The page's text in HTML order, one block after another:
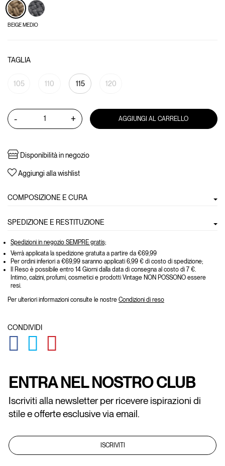
BEIGE MEDIO
TAGLIA
105 110 115 120
- + AGGIUNGI AL CARRELLO
Disponibilità in negozio
Aggiungi alla wishlist
COMPOSIZIONE E CURA
SPEDIZIONE E RESTITUZIONE
Spedizioni in negozio SEMPRE gratis;
Verrà applicata la spedizione gratuita a partire da €69,99
Per ordini inferiori a €69,99 saranno applicati 6,99 € di costo di spedizione;
Il Reso è possibile entro 14 Giorni dalla data di consegna al costo di 7 €.
Intimo, calzini, profumi, cosmetici e prodotti Vintage NON POSSONO essere
resi.
Per ulteriori informazioni consulte le nostre Condizioni di reso
CONDIVIDI
GLOBAL.SOCIALSHARE.FACEBOOK
GLOBAL.SOCIALSHARE.TWITTER
ENTRA NEL NOSTRO CLUB
Iscriviti alla newsletter per ricevere ispirazioni di
stile e offerte esclusive via email.
ISCRIVITI